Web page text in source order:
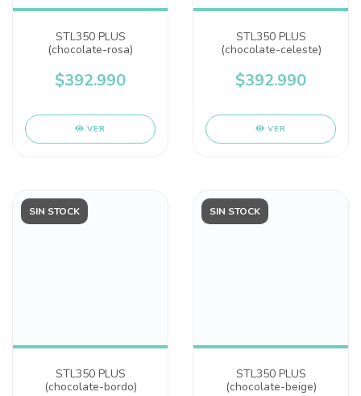
STL350 PLUS
(chocolate-rosa)
$392.990
VER
STL350 PLUS
(chocolate-celeste)
$392.990
VER
SIN STOCK
STL350 PLUS
(chocolate-bordo)
SIN STOCK
STL350 PLUS
(chocolate-beige)